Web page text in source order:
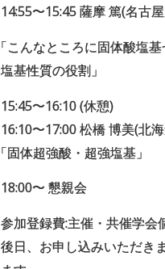
14:55〜15:45 薩摩 篤(名古
「こんなところに固体酸塩
塩基性質の役割」
15:45〜16:10 (休憩)
16:10〜17:00 松橋 博美(北
「固体超強酸・超強塩基」
18:00〜 懇親会
参加登録費:主催・共催学会
後日、お申し込みいただき